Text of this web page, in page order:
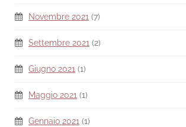
Novembre 2021 (7)
Settembre 2021 (2)
Giugno 2021 (1)
Maggio 2021 (1)
Gennaio 2021 (1)